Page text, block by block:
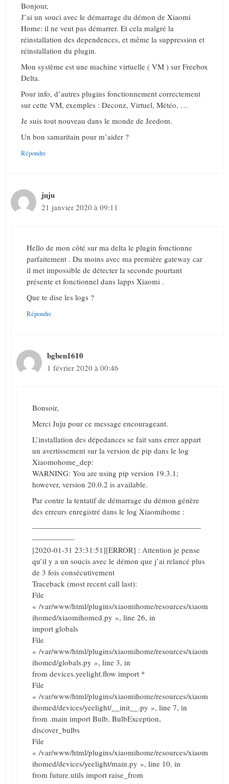
Bonjour,
J’ai un souci avec le démarrage du démon de Xiaomi
Home: il ne veut pas démarrer. Et cela malgré la
réinstallation des dependences, et même la suppression et
réinstallation du plugin.
Mon système est une machine virtuelle ( VM ) sur Freebox
Delta.
Pour info, d’autres plugins fonctionnement correctement
sur cette VM, exemples : Deconz, Virtuel, Météo, …
Je suis tout nouveau dans le monde de Jeedom.
Un bon samaritain pour m’aider ?
Répondre
juju
21 janvier 2020 à 09:11
Hello de mon côté sur ma delta le plugin fonctionne
parfaitement . Du moins avec ma première gateway car
il met impossible de détecter la seconde pourtant
présente et fonctionnel dans lapps Xiaomi .
Que te dise les logs ?
Répondre
bgben1610
1 février 2020 à 00:46
Bonsoir,
Merci Juju pour ce message encourageant.
L’installation des dépedances se fait sans errer appart
un avertissement sur la version de pip dans le log
Xiaomohome_dep:
WARNING: You are using pip version 19.3.1;
however, version 20.0.2 is available.
Par contre la tentatif de démarrage du démon génère
des erreurs enregistré dans le log Xiaomihome :
——————————————————————
—————–
[2020-01-31 23:31:51][ERROR] : Attention je pense
qu’il y a un soucis avec le démon que j’ai relancé plus
de 3 fois consécutivement
Traceback (most recent call last):
File
« /var/www/html/plugins/xiaomihome/resources/xiaom
ihomed/xiaomihomed.py », line 26, in
import globals
File
« /var/www/html/plugins/xiaomihome/resources/xiaom
ihomed/globals.py », line 3, in
from devices.yeelight.flow import *
File
« /var/www/html/plugins/xiaomihome/resources/xiaom
ihomed/devices/yeelight/__init__.py », line 7, in
from .main import Bulb, BulbException,
discover_bulbs
File
« /var/www/html/plugins/xiaomihome/resources/xiaom
ihomed/devices/yeelight/main.py », line 10, in
from future.utils import raise_from